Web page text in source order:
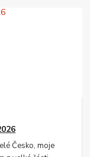
Česko, moje